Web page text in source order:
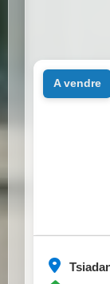
a vendre